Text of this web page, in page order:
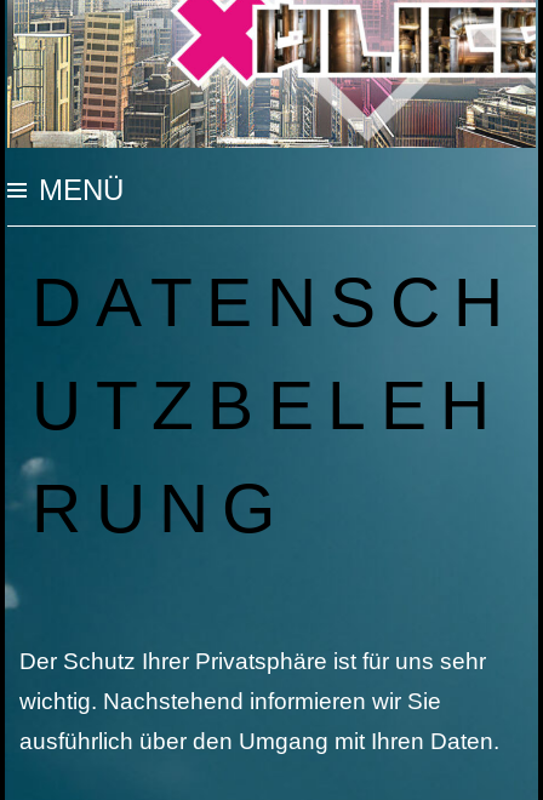
MENÜ
DATENSCH
UTZBELEH
RUNG
Der Schutz Ihrer Privatsphäre ist für uns sehr
wichtig. Nachstehend informieren wir Sie
ausführlich über den Umgang mit Ihren Daten.